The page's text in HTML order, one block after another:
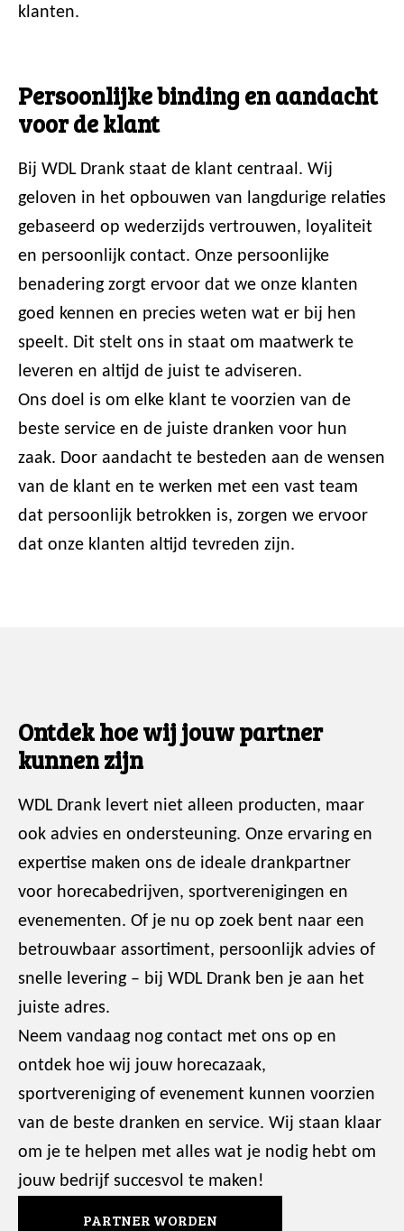
klanten.
Persoonlijke binding en aandacht
voor de klant
Bij WDL Drank staat de klant centraal. Wij
geloven in het opbouwen van langdurige relaties
gebaseerd op wederzijds vertrouwen, loyaliteit
en persoonlijk contact. Onze persoonlijke
benadering zorgt ervoor dat we onze klanten
goed kennen en precies weten wat er bij hen
speelt. Dit stelt ons in staat om maatwerk te
leveren en altijd de juist te adviseren.
Ons doel is om elke klant te voorzien van de
beste service en de juiste dranken voor hun
zaak. Door aandacht te besteden aan de wensen
van de klant en te werken met een vast team
dat persoonlijk betrokken is, zorgen we ervoor
dat onze klanten altijd tevreden zijn.
Ontdek hoe wij jouw partner
kunnen zijn
WDL Drank levert niet alleen producten, maar
ook advies en ondersteuning. Onze ervaring en
expertise maken ons de ideale drankpartner
voor horecabedrijven, sportverenigingen en
evenementen. Of je nu op zoek bent naar een
betrouwbaar assortiment, persoonlijk advies of
snelle levering – bij WDL Drank ben je aan het
juiste adres.
Neem vandaag nog contact met ons op en
ontdek hoe wij jouw horecazaak,
sportvereniging of evenement kunnen voorzien
van de beste dranken en service. Wij staan klaar
om je te helpen met alles wat je nodig hebt om
jouw bedrijf succesvol te maken!
PARTNER WORDEN